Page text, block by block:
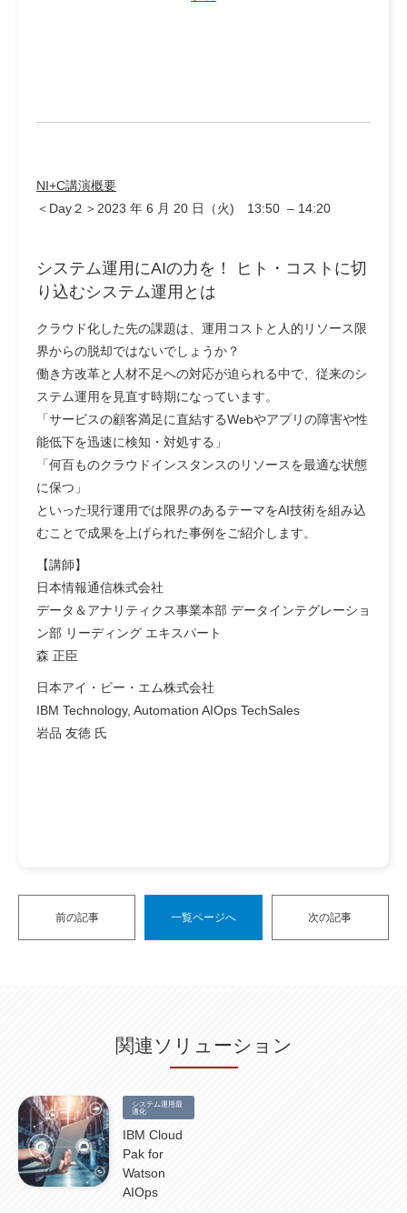
NI+C講演概要
＜Day２＞2023 年 6 月 20 日（火) 13:50 – 14:20
システム運用にAIの力を！ ヒト・コストに切
り込むシステム運用とは
クラウド化した先の課題は、運用コストと人的リソース限
界からの脱却ではないでしょうか？
働き方改革と人材不足への対応が迫られる中で、従来のシ
ステム運用を見直す時期になっています。
「サービスの顧客満足に直結するWebやアプリの障害や性
能低下を迅速に検知・対処する」
「何百ものクラウドインスタンスのリソースを最適な状態
に保つ」
といった現行運用では限界のあるテーマをAI技術を組み込
むことで成果を上げられた事例をご紹介します。
【講師】
日本情報通信株式会社
データ＆アナリティクス事業本部 データインテグレーショ
ン部 リーディング エキスパート
森 正臣
日本アイ・ビー・エム株式会社
IBM Technology, Automation AIOps TechSales
岩品 友徳 氏
前の記事 一覧ページへ 次の記事
関連ソリューション
システム運用最
適化
IBM Cloud
Pak for
Watson
AIOps